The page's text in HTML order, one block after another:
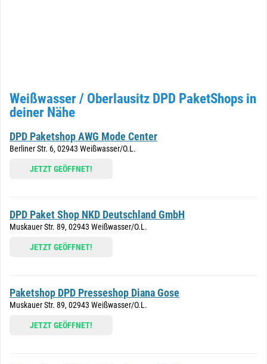
Weißwasser / Oberlausitz DPD PaketShops in
deiner Nähe
DPD Paketshop AWG Mode Center
Berliner Str. 6, 02943 Weißwasser/O.L.
JETZT GEÖFFNET!
DPD Paket Shop NKD Deutschland GmbH
Muskauer Str. 89, 02943 Weißwasser/O.L.
JETZT GEÖFFNET!
Paketshop DPD Presseshop Diana Gose
Muskauer Str. 89, 02943 Weißwasser/O.L.
JETZT GEÖFFNET!